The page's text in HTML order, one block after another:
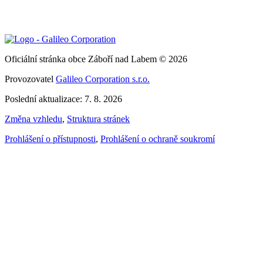
Oficiální stránka obce Záboří nad Labem © 2026
Provozovatel Galileo Corporation s.r.o.
Poslední aktualizace: 7. 8. 2026
Změna vzhledu, Struktura stránek
Prohlášení o přístupnosti, Prohlášení o ochraně soukromí